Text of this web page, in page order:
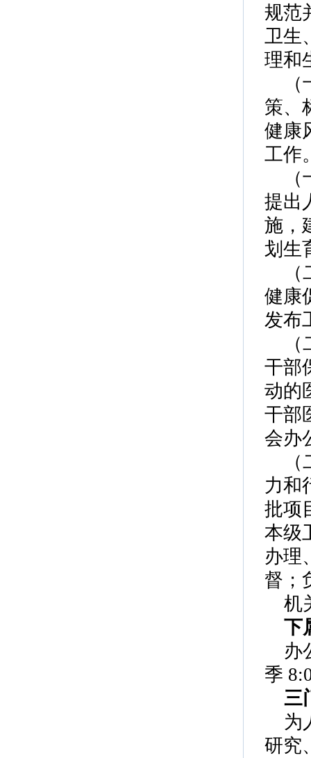
规范
卫生
理和
策、
健康
工作
提出
施，
划生
健康
发布
干部
动的
干部
会办
力和
批项
本级
办理
督；
机
下
办
季
三
为
研究